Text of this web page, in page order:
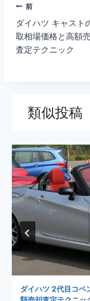
投
稿
ナ
ー
ョ
ン
前
ダイハツ キャスト
取相場価格と高額
査定テクニック
類似投稿
ダイハツ 2代目コ